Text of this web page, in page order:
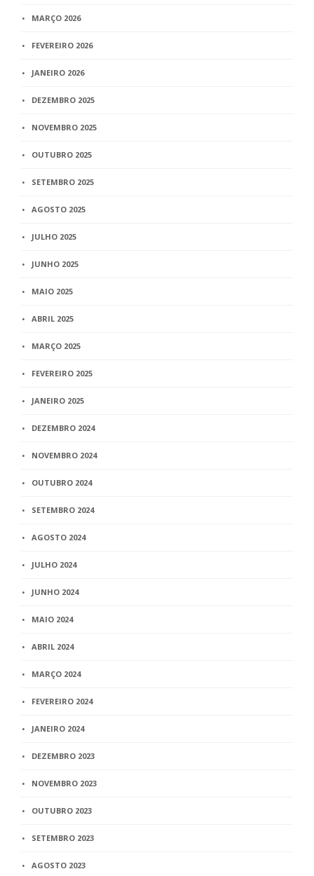
MARÇO 2026
FEVEREIRO 2026
JANEIRO 2026
DEZEMBRO 2025
NOVEMBRO 2025
OUTUBRO 2025
SETEMBRO 2025
AGOSTO 2025
JULHO 2025
JUNHO 2025
MAIO 2025
ABRIL 2025
MARÇO 2025
FEVEREIRO 2025
JANEIRO 2025
DEZEMBRO 2024
NOVEMBRO 2024
OUTUBRO 2024
SETEMBRO 2024
AGOSTO 2024
JULHO 2024
JUNHO 2024
MAIO 2024
ABRIL 2024
MARÇO 2024
FEVEREIRO 2024
JANEIRO 2024
DEZEMBRO 2023
NOVEMBRO 2023
OUTUBRO 2023
SETEMBRO 2023
AGOSTO 2023